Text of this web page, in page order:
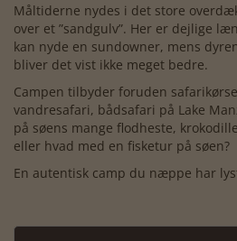
Måltiderne nydes i det store
over et ”sandgulv”. Her er dejlige
kan nyde en sundowner, mens
bliver det vist ikke meget bedre.
Campen tilbyder foruden
vandresafari, bådsafari på Lake
på søens mange flodheste,
eller hvad med en fisketur på søen?
En autentisk camp du næppe har